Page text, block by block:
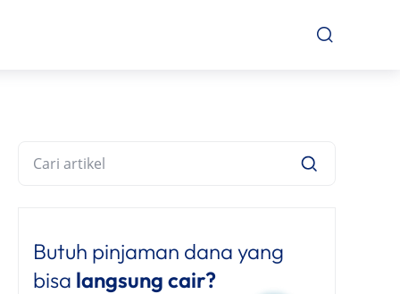
Butuh pinjaman dana yang
bisa langsung cair?